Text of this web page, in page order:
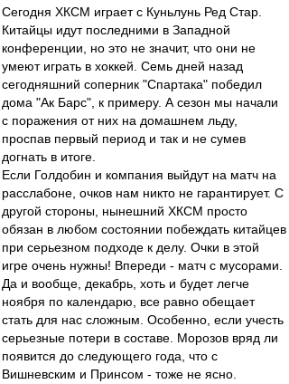
Сегодня ХКСМ играет с Куньлунь Ред Стар.
Китайцы идут последними в Западной
конференции, но это не значит, что они не
умеют играть в хоккей. Семь дней назад
сегодняшний соперник "Спартака" победил
дома "Ак Барс", к примеру. А сезон мы начали
с поражения от них на домашнем льду,
проспав первый период и так и не сумев
догнать в итоге.
Если Голдобин и компания выйдут на матч на
расслабоне, очков нам никто не гарантирует. С
другой стороны, нынешний ХКСМ просто
обязан в любом состоянии побеждать китайцев
при серьезном подходе к делу. Очки в этой
игре очень нужны! Впереди - матч с мусорами.
Да и вообще, декабрь, хоть и будет легче
ноября по календарю, все равно обещает
стать для нас сложным. Особенно, если учесть
серьезные потери в составе. Морозов вряд ли
появится до следующего года, что с
Вишневским и Принсом - тоже не ясно.